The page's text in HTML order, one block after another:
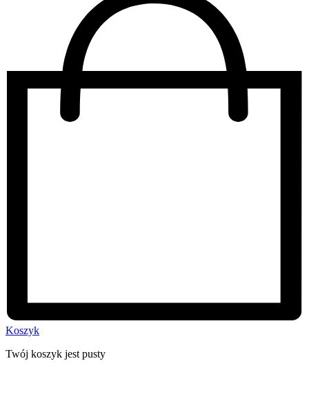
Koszyk
Twój koszyk jest pusty